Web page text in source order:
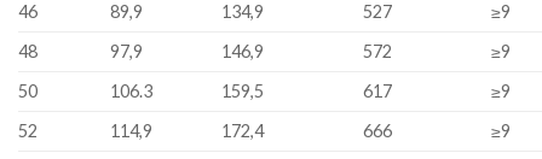
46
89,9 134,9 527
≥9
48
97,9 146,9 572
≥9
50
106.3 159,5 617
≥9
52
114,9 172,4 666
≥9